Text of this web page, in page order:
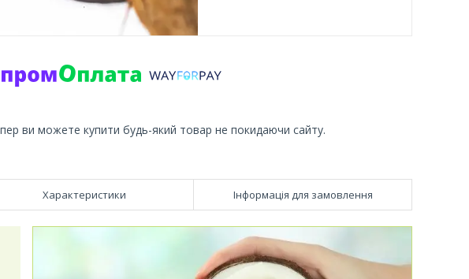
ви можете купити будь-який товар не покидаючи сайту.
Характеристики Інформація для замовлення